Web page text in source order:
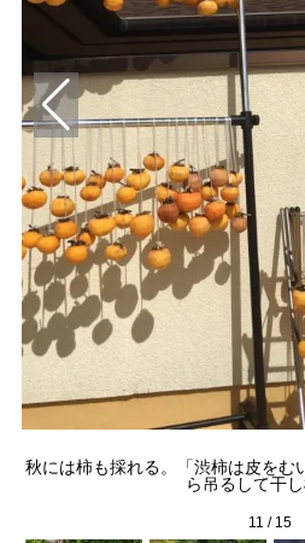
秋には柿も採れる。「渋柿は皮をむ
ら吊るして干し
11 / 15